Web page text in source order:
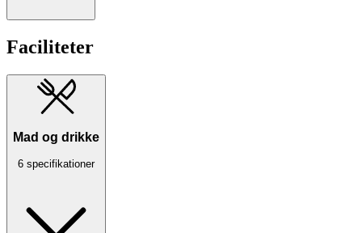
Faciliteter
Mad og drikke
6 specifikationer